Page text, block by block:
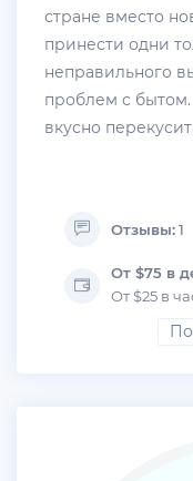
стране вместо
принести одни
неправильного
проблем с бытом.
вкусно
Отзывы:1
От $75 в
От $25 в